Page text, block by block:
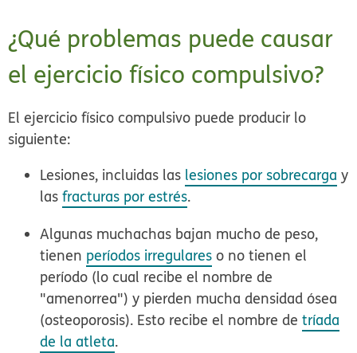
¿Qué problemas puede causar
el ejercicio físico compulsivo?
El ejercicio físico compulsivo puede producir lo
siguiente:
Lesiones, incluidas las lesiones por sobrecarga y
lasfracturas por estrés.
Algunas muchachas bajan mucho de peso,
tienen períodos irregulares o no tienen el
período (lo cual recibe el nombre de
"amenorrea") y pierden mucha densidad ósea
(osteoporosis). Esto recibe el nombre detríada
de la atleta.